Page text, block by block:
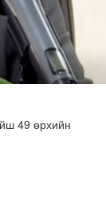
49 өрхийн